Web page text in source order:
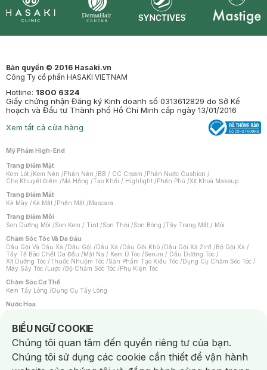
Bản quyền © 2016 Hasaki.vn
Công Ty cổ phần HASAKI VIETNAM
Hotline: 1800 6324
Giấy chứng nhận Đăng ký Kinh doanh số 0313612829 do Sở Kế
hoạch và Đầu tư Thành phố Hồ Chí Minh cấp ngày 13/01/2016
Xem tất cả cửa hàng
Mỹ Phẩm High-End
Trang Điểm Mặt
Kem Lót /Kem Nền /Phấn Nền /BB / CC Cream /Phấn Nước Cushion /
Che Khuyết Điểm /Má Hồng /Tạo Khối / Highlight /Phấn Phủ /Xịt Khoá Makeup
Trang Điểm Mắt
Kẻ Mày /Kẻ Mắt /Phấn Mắt /Mascara
Trang Điểm Môi
Son Dưỡng Môi /Son Kem / Tint /Son Thỏi /Son Bóng /Tẩy Trang Mắt / Môi
Chăm Sóc Tóc Và Da Đầu
Dầu Gội Và Dầu Xả /Dầu Gội /Dầu Xả /Dầu Gội Khô /Dầu Gội Xả 2in1 /Bộ Gội Xả /
Tẩy Tế Bào Chết Da Đầu /Mặt Nạ / Kem Ủ Tóc /Serum / Dầu Dưỡng Tóc /
Xịt Dưỡng Tóc /Thuốc Nhuộm Tóc /Sản Phẩm Tạo Kiểu Tóc /Dụng Cụ Chăm Sóc Tóc /
Máy Sấy Tóc /Lược /Bộ Chăm Sóc Tóc /Phụ Kiện Tóc
Chăm Sóc Cơ Thể
Kem Tẩy Lông /Dụng Cụ Tẩy Lông
Nước Hoa
Nước Hoa Nữ
Chăm Sóc Cá Nhân
Chống Muỗi /Khẩu Trang /Máy Massage/Mặt Nạ Xông Hơi /Nước Rửa Tay/
Sản Phẩm Chăm Sóc Khác /Bàn Chải Đánh Răng /Bàn Chải Điện/
Hỗ Trợ Trắng Răng/Kem Đánh Răng /Máy Tăm Nước/ Nước Súc Miệng/
Tăm / Chỉ Nha Khoa/ Xịt Thơm Miệng / Dung Dịch Vệ Sinh/Dưỡng Vùng Kín/
BIỂU NGỮ COOKIE
Notice about cookies usage
Chúng tôi quan tâm đến quyền riêng tư của bạn.
Chúng tôi sử dụng các cookie cần thiết để vận hành